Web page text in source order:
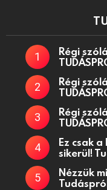
Régi
Régi
Régi
Ez csak
sikerül!
Nézzük